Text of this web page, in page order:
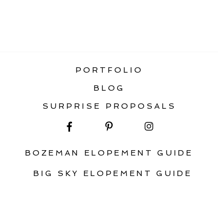
PORTFOLIO
BLOG
SURPRISE PROPOSALS
BOZEMAN ELOPEMENT GUIDE
BIG SKY ELOPEMENT GUIDE